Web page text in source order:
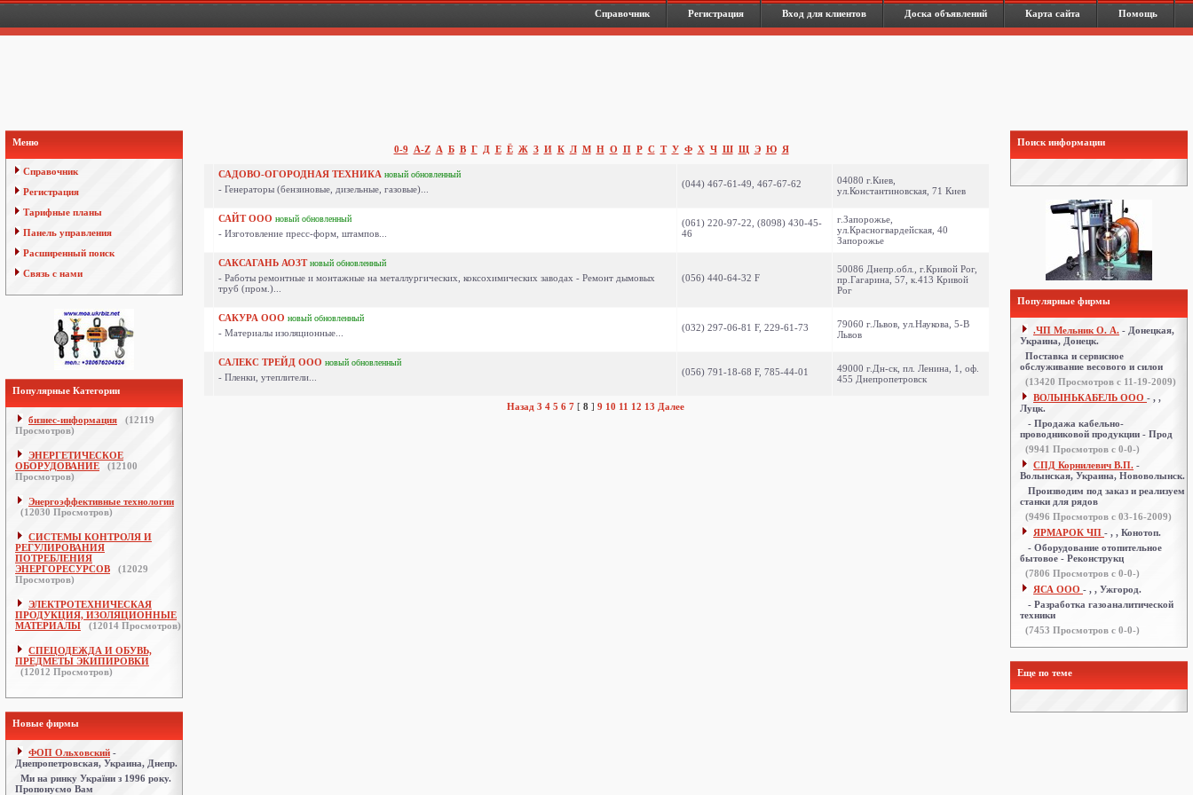
Справочник Регистрация Вход для клиентов Доска объявлений Карта сайта Помощь
Меню
Справочник
Регистрация
Тарифные планы
Панель управления
Расширенный поиск
Связь с нами
Популярные Категории
бизнес-информация (12119
Просмотров)
ЭНЕРГЕТИЧЕСКОЕ
ОБОРУДОВАНИЕ
(12100
Просмотров)
Энергоэффективные технологии
(12030 Просмотров)
СИСТЕМЫ КОНТРОЛЯ И
РЕГУЛИРОВАНИЯ
ПОТРЕБЛЕНИЯ
ЭНЕРГОРЕСУРСОВ
(12029
Просмотров)
ЭЛЕКТРОТЕХНИЧЕСКАЯ
ПРОДУКЦИЯ, ИЗОЛЯЦИОННЫЕ
МАТЕРИАЛЫ
(12014 Просмотров)
СПЕЦОДЕЖДА И ОБУВЬ,
ПРЕДМЕТЫ ЭКИПИРОВКИ
(12012 Просмотров)
Новые фирмы
ФОП Ольховский -
Днепропетровская, Украина, Днепр.
Ми на ринку України з 1996 року.
Пропонуємо Вам
0-9 A-Z А Б В Г Д Е Ё Ж З И К Л М Н О П Р С Т У Ф Х Ч Ш Щ Э Ю Я
САДОВО-ОГОРОДНАЯ ТЕХНИКА новый обновленный
- Генераторы (бензиновые, дизельные, газовые)... (044) 467-61-49, 467-67-62
04080 г.Киев,
ул.Константиновская, 71 Киев
САЙТ ООО новый обновленный
- Изготовление пресс-форм, штампов...
(061) 220-97-22, (8098) 430-45-
46
г.Запорожье,
ул.Красногвардейская, 40
Запорожье
САКСАГАНЬ АОЗТновый обновленный
- Работы ремонтные и монтажные на металлургических, коксохимических заводах - Ремонт дымовых
труб (пром.)...
(056) 440-64-32 F
50086 Днепр.обл., г.Кривой Рог,
пр.Гагарина, 57, к.413 Кривой
Рог
САКУРА ООО новый обновленный
- Материалы изоляционные... (032) 297-06-81 F, 229-61-73
79060 г.Львов, ул.Наукова, 5-В
Львов
САЛЕКС ТРЕЙД ООО новый обновленный
- Пленки, утеплители... (056) 791-18-68 F, 785-44-01
49000 г.Дн-ск, пл. Ленина, 1, оф.
455 Днепропетровск
Назад 3 4 5 6 7[ 8 ] 9 10 11 12 13 Далее
Поиск информации
Популярные фирмы
.ЧП Мельник О. А. - Донецкая,
Украина, Донецк.
Поставка и сервисное
обслуживание весового и силои
(13420 Просмотров с 11-19-2009)
ВОЛЫНЬКАБЕЛЬ ООО - , ,
Луцк.
- Продажа кабельно-
проводниковой продукции - Прод
(9941 Просмотров с 0-0-)
СПД Корнилевич В.П. -
Волынская, Украина, Нововолынск.
Производим под заказ и реализуем
станки для рядов
(9496 Просмотров с 03-16-2009)
ЯРМАРОК ЧП - , , Конотоп.
- Оборудование отопительное
бытовое - Реконструкц
(7806 Просмотров с 0-0-)
ЯСА ООО - , , Ужгород.
- Разработка газоаналитической
техники
(7453 Просмотров с 0-0-)
Еще по теме